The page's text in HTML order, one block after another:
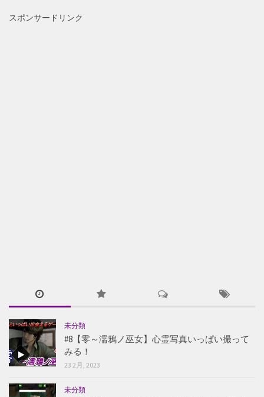
スポンサードリンク
未分類
#8【零～濡鴉ノ巫女】心霊写真いっぱい撮って
みる！
23 2月, 2023
未分類